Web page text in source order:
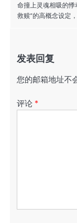
命撞上灵魂相吸的悸
救赎”的高概念设定
发表回复
您的邮箱地址不
评论 *